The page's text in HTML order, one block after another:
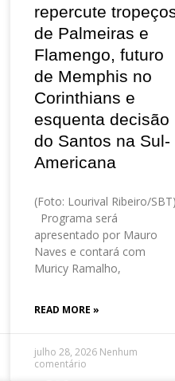
repercute
de Palmeiras e
Flamengo, futuro
de Memphis no
Corinthians e
esquenta decisão
do Santos na Sul-
Americana
(Foto: Lourival Ribeiro/SBT)
Programa será
apresentado por Mauro
Naves e contará com
Muricy Ramalho,
READ MORE »
julho 28, 2026 Nenhum
comentário